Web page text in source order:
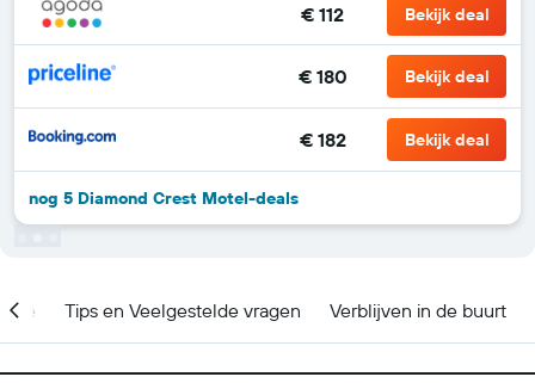
€ 112 Bekijk deal
€ 180 Bekijk deal
€ 182 Bekijk deal
nog 5 Diamond Crest Motel-deals
Tips en Veelgestelde vragen Verblijven in de buurt